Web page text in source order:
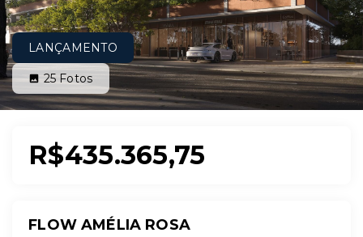
LANÇAMENTO
25 Fotos
R$435.365,75
FLOW AMÉLIA ROSA